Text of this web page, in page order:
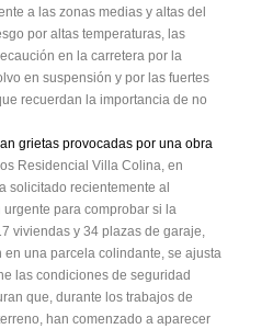
a las zonas medias y altas del
por altas temperaturas, las
en la carretera por la
en suspensión y por las fuertes
recuerdan la importancia de no
grietas provocadas por una obra
Residencial Villa Colina, en
solicitado recientemente al
para comprobar si la
viviendas y 34 plazas de garaje,
una parcela colindante, se ajusta
las condiciones de seguridad
que, durante los trabajos de
han comenzado a aparecer